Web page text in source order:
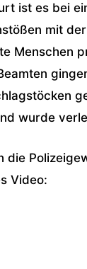
ist es bei
mit
Menschen
wurde
die
Video: